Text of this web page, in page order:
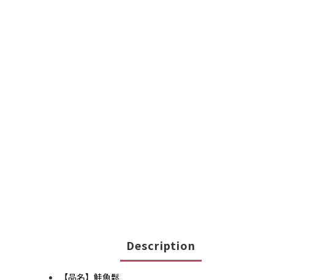
Description
【品名】鮭魚鬆